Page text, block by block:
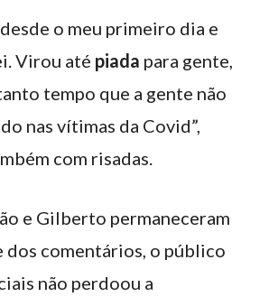
o meu primeiro dia e
Virou até piada para gente,
tempo que a gente não
nas vítimas da Covid”,
com risadas.
e Gilberto permaneceram
dos comentários, o público
não perdoou a